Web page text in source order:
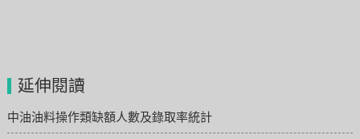
延伸閱讀
中油油料操作類缺額人數及錄取率統計